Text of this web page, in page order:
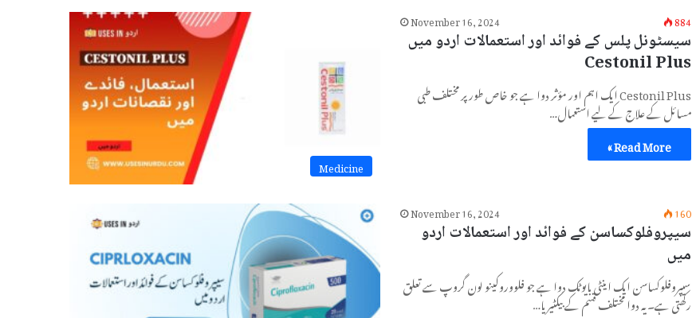
Medicine
November 16, 2024 884
سیسٹونل پلس کے فوائد اور استعمالات اردو میں
Cestonil Plus
Cestonil Plus ایک اہم اور مؤثر دوا ہے جو خاص طور پر مختلف طبی
مسائل کے علاج کے لیے استعمال…
Read More »
November 16, 2024 160
سیپروفلوکساسن کے فوائد اور استعمالات اردو
میں
سیپروفلوکساسن ایک اینٹی بایوٹک دوا ہے جو فلووروکینو لون گروپ سے تعلق
رکھتی ہے۔ یہ دوا مختلف قسم کے بیکٹیریا…